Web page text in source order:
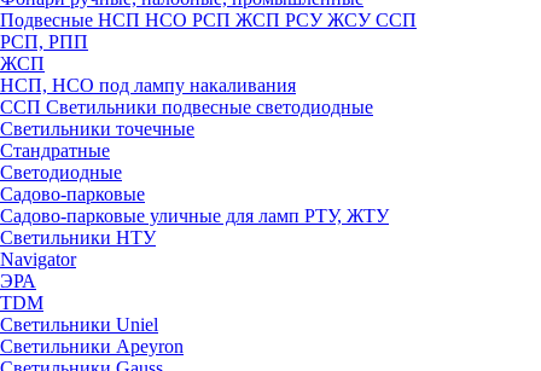
Подвесные НСП НСО РСП ЖСП РСУ ЖСУ ССП
РСП, РПП
ЖСП
НСП, НСО под лампу накаливания
ССП Светильники подвесные светодиодные
Светильники точечные
Стандратные
Светодиодные
Садово-парковые
Садово-парковые уличные для ламп РТУ, ЖТУ
Светильники НТУ
Navigator
ЭРА
TDM
Светильники Uniel
Светильники Apeyron